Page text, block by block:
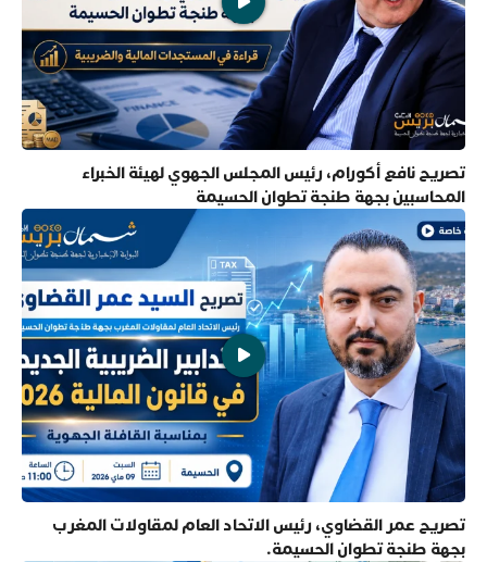
تصريح نافع أكورام، رئيس المجلس الجهوي لهيئة الخبراء
المحاسبين بجهة طنجة تطوان الحسيمة
تصريح عمر القضاوي، رئيس الاتحاد العام لمقاولات المغرب
بجهة طنجة تطوان الحسيمة.